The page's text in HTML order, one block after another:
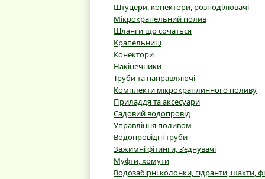
Штуцери, конектори, розподілювачі
Мікрокрапельний полив
Шланги що сочаться
Крапельниці
Конектори
Накінечники
Труби та направляючі
Комплекти мікрокраплинного поливу
Приладдя та аксесуари
Садовий водопровід
Управління поливом
Водопровідні труби
Зажимні фітинги, з'єднувачі
Муфти, хомути
Водозабірні колонки, гідранти, шахти,